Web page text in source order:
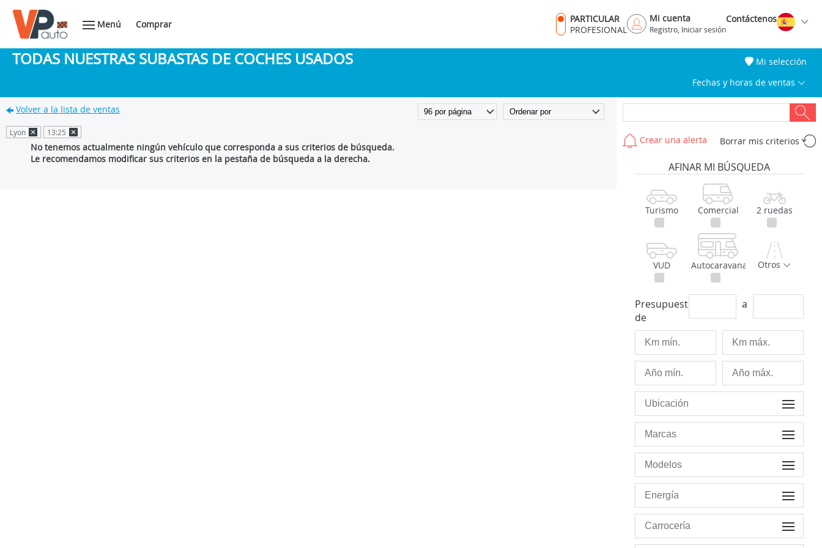
Menú Comprar
PARTICULAR
PROFESIONAL
Mi cuenta
Registro, Iniciar sesión
Contáctenos
TODAS NUESTRAS SUBASTAS DE COCHES USADOS
Mi selección
Fechas y horas de ventas
Volver a la lista de ventas
Lyon 13:25
No tenemos actualmente ningún vehículo que corresponda a sus criterios de búsqueda.
Le recomendamos modificar sus criterios en la pestaña de búsqueda a la derecha.
Crear una alerta Borrar mis criterios
AFINAR MI BÚSQUEDA
Turismo Comercial 2 ruedas
VUD Autocaravana Otros
Presupuesto
de
a